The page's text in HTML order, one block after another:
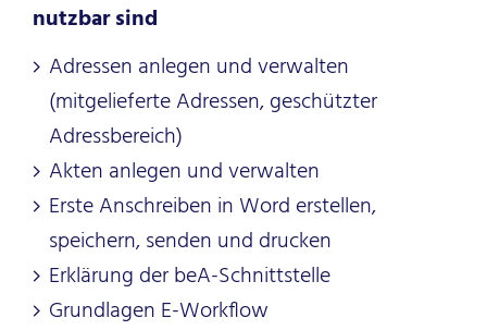
nutzbar sind
Adressen anlegen und verwalten
(mitgelieferte Adressen, geschützter
Adressbereich)
Akten anlegen und verwalten
Erste Anschreiben in Word erstellen,
speichern, senden und drucken
Erklärung der beA-Schnittstelle
Grundlagen E-Workflow